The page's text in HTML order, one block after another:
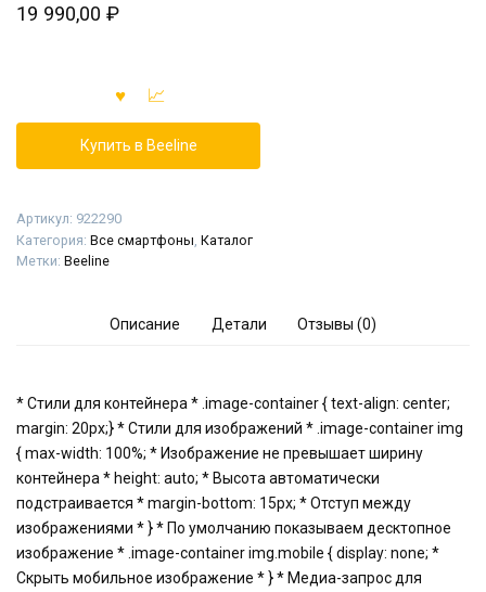
19 990,00 ₽
Купить в Beeline
Артикул: 922290
Категория: Все смартфоны Каталог
Метки: Beeline
Описание Детали Отзывы (0)
* Стили для контейнера * .image-container { text-align: center;
margin: 20px;} * Стили для изображений * .image-container img
{ max-width: 100%; * Изображение не превышает ширину
контейнера * height: auto; * Высота автоматически
подстраивается * margin-bottom: 15px; * Отступ между
изображениями * } * По умолчанию показываем десктопное
изображение * .image-container img.mobile { display: none; *
Скрыть мобильное изображение * } * Медиа-запрос для